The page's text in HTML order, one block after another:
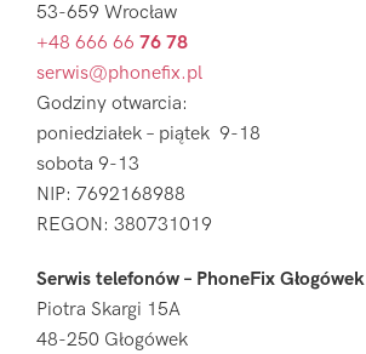
53-659 Wrocław
+48 666 66 76 78
serwis@phonefix.pl
Godziny otwarcia:
poniedziałek – piątek 9-18
sobota 9-13
NIP: 7692168988
REGON: 380731019
Serwis telefonów – PhoneFix Głogówek
Piotra Skargi 15A
48-250 Głogówek